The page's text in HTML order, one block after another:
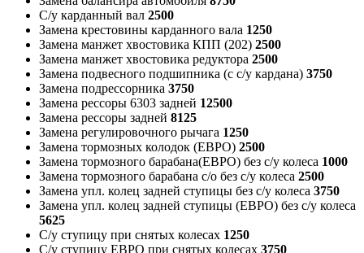
С/у карданный вал 2500
Замена крестовины карданного вала 1250
Замена манжет хвостовика КПП (202) 2500
Замена манжет хвостовика редуктора 2500
Замена подвесного подшипника (с с/у кардана) 3750
Замена подрессорника 3750
Замена рессоры 6303 задней 12500
Замена рессоры задней 8125
Замена регулировочного рычага 1250
Замена тормозных колодок (ЕВРО) 2500
Замена тормозного барабана(ЕВРО) без с/у колеса 1000
Замена тормозного барабана с/о без с/у колеса 2500
Замена упл. колец задней ступицы без с/у колеса 3750
Замена упл. колец задней ступицы (ЕВРО) без с/у колеса
5625
С/у ступицу при снятых колесах 1250
С/у ступицу ЕВРО при снятых колесах 3750